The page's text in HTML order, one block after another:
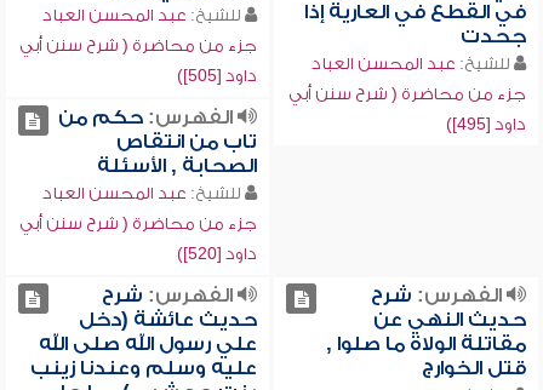
في القطع في العارية إذا
جحدت
للشيخ: عبد المحسن العباد
جزء من محاضرة ( شرح سنن أبي
داود [495])
للشيخ: عبد المحسن العباد
جزء من محاضرة ( شرح سنن أبي
داود [505])
الفهرس:حكم من
تاب من انتقاص
الصحابة , الأسئلة
للشيخ: عبد المحسن العباد
جزء من محاضرة ( شرح سنن أبي
داود [520])
الفهرس: شرح
حديث النهي عن
مقاتلة الولاة ما صلوا ,
قتل الخوارج
الفهرس: شرح
حديث عائشة (دخل
علي رسول الله صلى الله
عليه وسلم وعندنا زينب